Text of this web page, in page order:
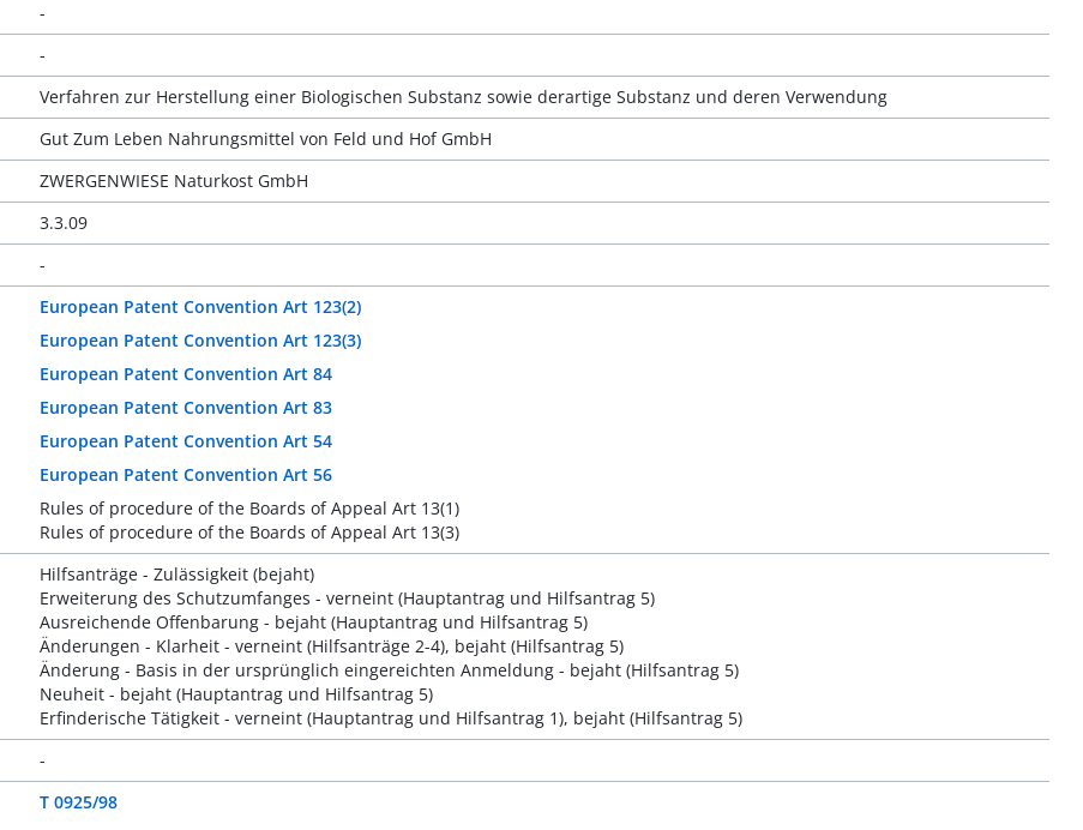
-
-
Verfahren zur Herstellung einer Biologischen Substanz sowie derartige Substanz und deren Verwendung
Gut Zum Leben Nahrungsmittel von Feld und Hof GmbH
ZWERGENWIESE Naturkost GmbH
3.3.09
-
European Patent Convention Art 123(2)
European Patent Convention Art 123(3)
European Patent Convention Art 84
European Patent Convention Art 83
European Patent Convention Art 54
European Patent Convention Art 56
Rules of procedure of the Boards of Appeal Art 13(1)
Rules of procedure of the Boards of Appeal Art 13(3)
Hilfsanträge - Zulässigkeit (bejaht)
Erweiterung des Schutzumfanges - verneint (Hauptantrag und Hilfsantrag 5)
Ausreichende Offenbarung - bejaht (Hauptantrag und Hilfsantrag 5)
Änderungen - Klarheit - verneint (Hilfsanträge 2-4), bejaht (Hilfsantrag 5)
Änderung - Basis in der ursprünglich eingereichten Anmeldung - bejaht (Hilfsantrag 5)
Neuheit - bejaht (Hauptantrag und Hilfsantrag 5)
Erfinderische Tätigkeit - verneint (Hauptantrag und Hilfsantrag 1), bejaht (Hilfsantrag 5)
-
T 0925/98